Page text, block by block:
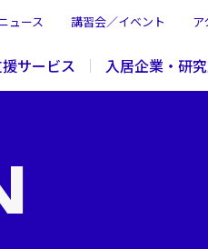
サービス 入居企業・研
ュース 講習会／イベント ア